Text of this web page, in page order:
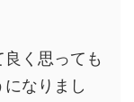
く思っても
なりまし